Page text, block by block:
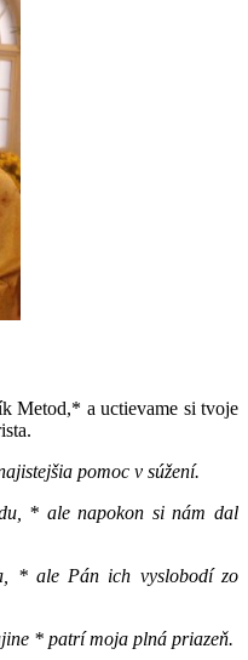
Metod,* a uctievame si tvoje
pomoc v súžení.
* ale napokon si nám dal
* ale Pán ich vyslobodí zo
* patrí moja plná priazeň.